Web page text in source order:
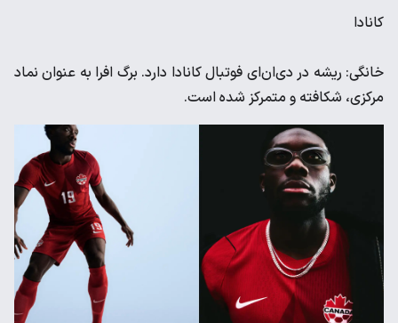
کانادا
خانگی: ریشه در دی‌ان‌ای فوتبال کانادا دارد. برگ افرا به عنوان نماد
مرکزی، شکافته و متمرکز شده است.